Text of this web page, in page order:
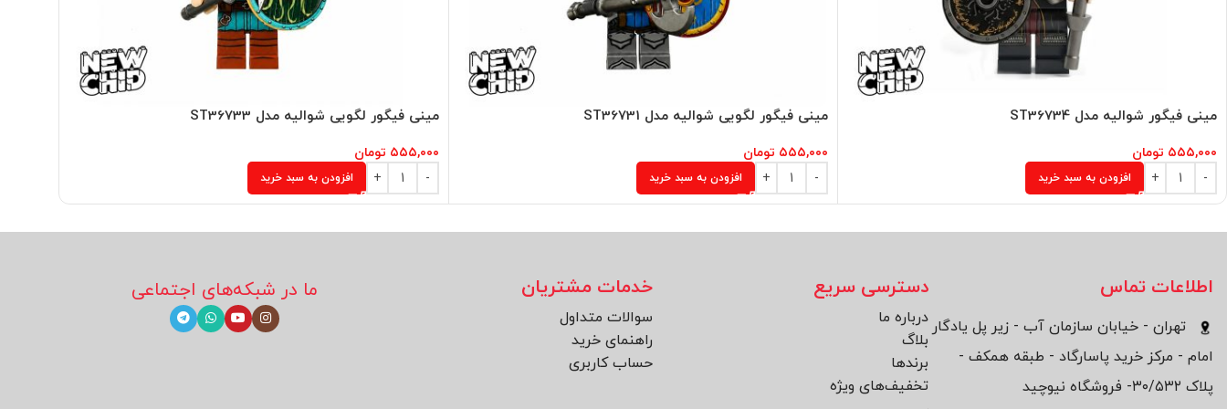
مینی فیگور شوالیه مدل ST36734
۵۵۵,۰۰۰ تومان
افزودن به سبد خرید
مینی فیگور لگویی شوالیه مدل ST36731
۵۵۵,۰۰۰ تومان
افزودن به سبد خرید
مینی فیگور لگویی شوالیه مدل ST36733
۵۵۵,۰۰۰ تومان
افزودن به سبد خرید
اطلاعات تماس
تهران - خیابان سازمان آب - زیر پل یادگار
امام - مرکز خرید پاسارگاد - طبقه همکف -
پلاک ۳۰/۵۳۲- فروشگاه نیوچید
دسترسی سریع
درباره ما
بلاگ
برند‌ها
تخفیف‌های ویژه
خدمات مشتریان
سوالات متداول
راهنمای خرید
حساب کاربری
ما در شبکه‌های اجتماعی